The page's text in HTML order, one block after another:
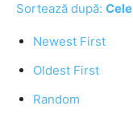
Sortează după:
Newest First
Oldest First
Random